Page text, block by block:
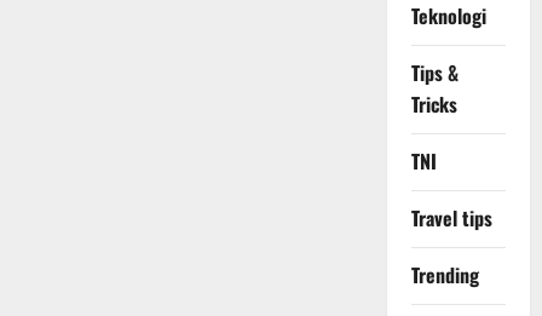
Teknologi
Tips &
Tricks
TNI
Travel tips
Trending